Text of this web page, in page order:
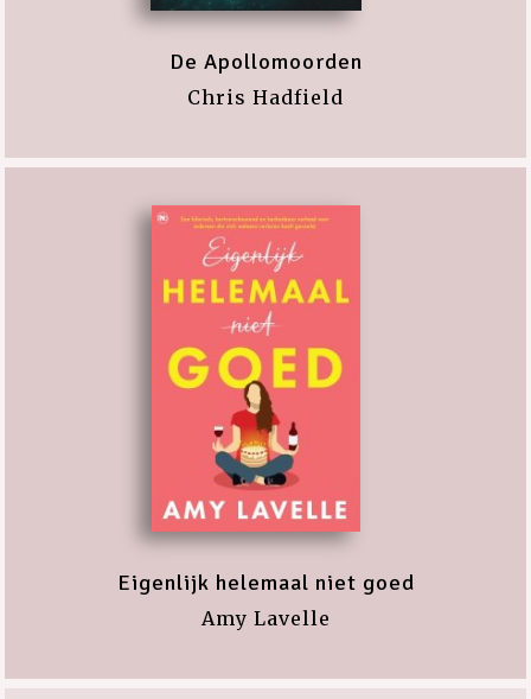
De Apollomoorden
Chris Hadfield
Eigenlijk helemaal niet goed
Amy Lavelle